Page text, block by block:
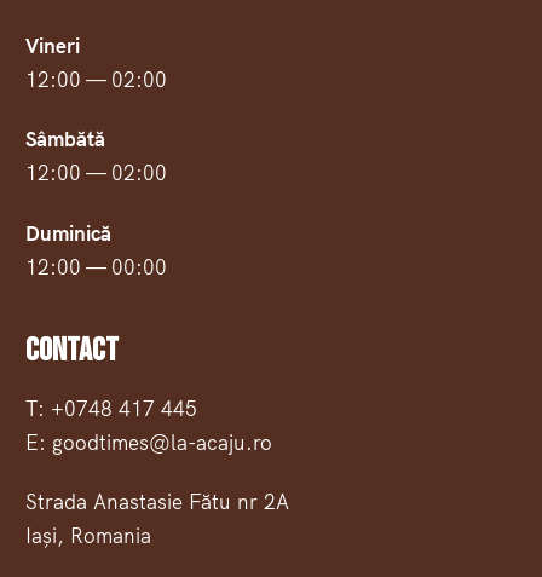
Vineri
12:00 — 02:00
Sâmbătă
12:00 — 02:00
Duminică
12:00 — 00:00
Contact
T: +0748 417 445
E: goodtimes@la-acaju.ro
Strada Anastasie Fătu nr 2A
Iași, Romania